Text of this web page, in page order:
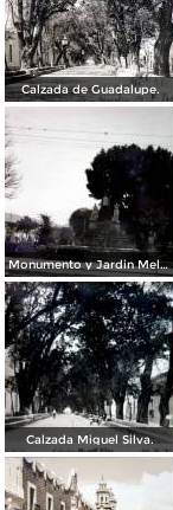
Calzada de Guadalupe.
Monumento y Jardin Melchor Ocampo.( Circulada el 16 de Agosto de 1934 ).
Calzada Miguel Silva.